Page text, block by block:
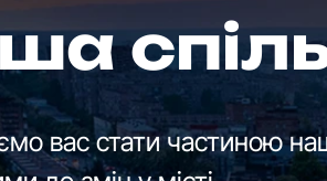
вас стати частиною